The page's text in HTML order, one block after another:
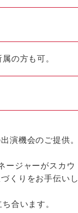
の方も可。
演機会のご提供。
ージャーがスカウ
くりをお手伝いし
合います。